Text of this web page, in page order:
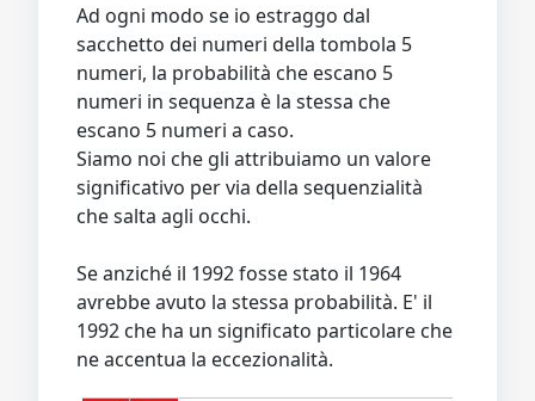
Ad ogni modo se io estraggo dal
sacchetto dei numeri della tombola 5
numeri, la probabilità che escano 5
numeri in sequenza è la stessa che
escano 5 numeri a caso.
Siamo noi che gli attribuiamo un valore
significativo per via della sequenzialità
che salta agli occhi.
Se anziché il 1992 fosse stato il 1964
avrebbe avuto la stessa probabilità. E' il
1992 che ha un significato particolare che
ne accentua la eccezionalità.